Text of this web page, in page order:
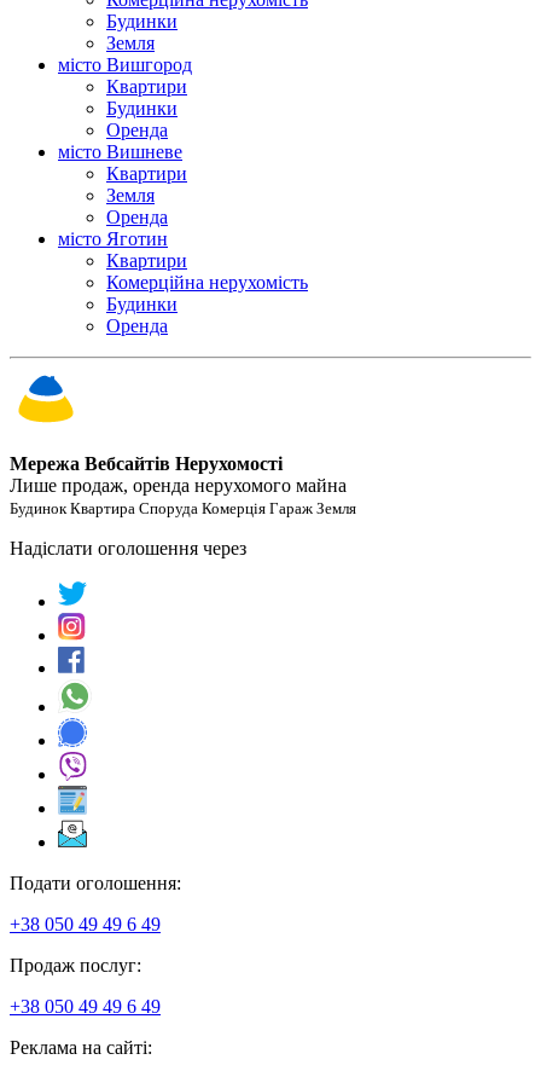
Будинки
Земля
місто Вишгород
Квартири
Будинки
Оренда
місто Вишневе
Квартири
Земля
Оренда
місто Яготин
Квартири
Комерційна нерухомість
Будинки
Оренда
Мережа Вебсайтів Нерухомості
Лише продаж, оренда нерухомого майна
Будинок Квартира Споруда Комерція Гараж Земля
Надіслати оголошення через
Подати оголошення:
+38 050 49 49 6 49
Продаж послуг:
+38 050 49 49 6 49
Реклама на сайті: